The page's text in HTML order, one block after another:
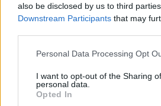
also be disclosed by us to third
Downstream Participants that may
Please note that this website/app
not limited to your visit or usage
grant or deny consent to Google and
use your data for below specified
Personal Data Processing Opt
I want to opt-out of the Sharing
personal data.
Opted In